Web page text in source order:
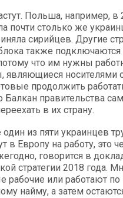
Польша, например, в
почти столько же
сирийцев. Другие
также подключаются
что им нужны
являющиеся носителями
продолжить
Балкан правительства
в их страну.
один из пяти украинцев
в Европу на работу, это
говорится в
стратегии 2018 года.
рабочие или работают по
найму, а затем